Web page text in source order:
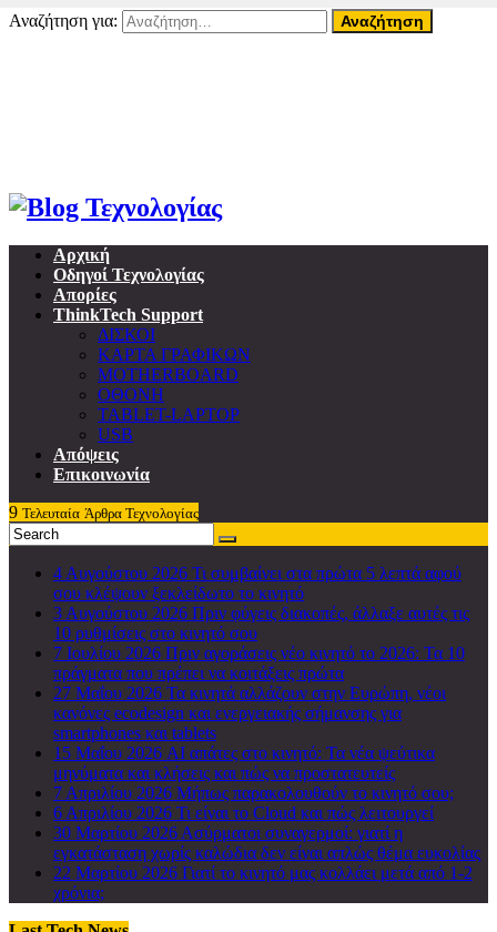
Αναζήτηση για:
Αρχική
Οδηγοί Τεχνολογίας
Απορίες
ThinkTech Support
ΔΙΣΚΟΙ
ΚΑΡΤΑ ΓΡΑΦΙΚΩΝ
MOTHERBOARD
ΟΘΟΝΗ
TABLET-LAPTOP
USB
Απόψεις
Επικοινωνία
9 Τελευταία Άρθρα Τεχνολογίας
4 Αυγούστου 2026 Τι συμβαίνει στα πρώτα 5 λεπτά αφού
σου κλέψουν ξεκλείδωτο το κινητό
3 Αυγούστου 2026 Πριν φύγεις διακοπές, άλλαξε αυτές τις
10 ρυθμίσεις στο κινητό σου
7 Ιουλίου 2026 Πριν αγοράσεις νέο κινητό το 2026: Τα 10
πράγματα που πρέπει να κοιτάξεις πρώτα
27 Μαΐου 2026 Τα κινητά αλλάζουν στην Ευρώπη, νέοι
κανόνες ecodesign και ενεργειακής σήμανσης για
smartphones και tablets
15 Μαΐου 2026 AI απάτες στο κινητό: Τα νέα ψεύτικα
μηνύματα και κλήσεις και πώς να προστατευτείς
7 Απριλίου 2026 Μήπως παρακολουθούν το κινητό σου;
6 Απριλίου 2026 Τι είναι το Cloud και πώς λειτουργεί
30 Μαρτίου 2026 Ασύρματοι συναγερμοί: γιατί η
εγκατάσταση χωρίς καλώδια δεν είναι απλώς θέμα ευκολίας
22 Μαρτίου 2026 Γιατί το κινητό μας κολλάει μετά από 1-2
χρόνια;